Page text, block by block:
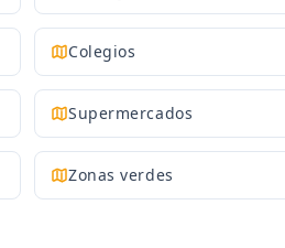
Colegios
Supermercados
Zonas verdes